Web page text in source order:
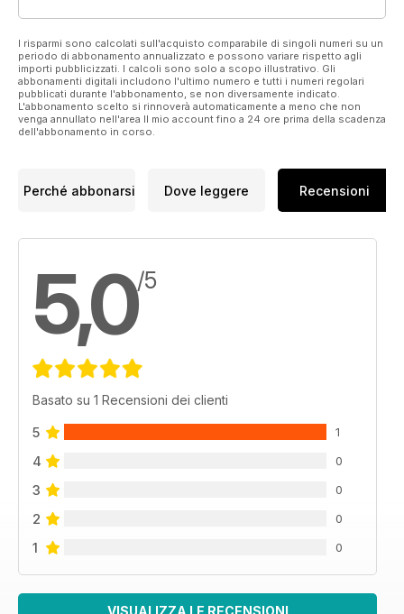
I risparmi sono calcolati sull'acquisto comparabile di singoli numeri su un
periodo di abbonamento annualizzato e possono variare rispetto agli
importi pubblicizzati. I calcoli sono solo a scopo illustrativo. Gli
abbonamenti digitali includono l'ultimo numero e tutti i numeri regolari
pubblicati durante l'abbonamento, se non diversamente indicato.
L'abbonamento scelto si rinnoverà automaticamente a meno che non
venga annullato nell'area Il mio account fino a 24 ore prima della scadenza
dell'abbonamento in corso.
Perché abbonarsi Dove leggere Recensioni
5,0/5
Basato su 1 Recensioni dei clienti
5 1
4 0
3 0
2 0
1 0
VISUALIZZA LE RECENSIONI